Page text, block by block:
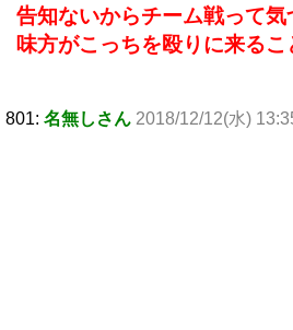
告知ないからチーム戦って
味方がこっちを殴りに来るこ
801: 名無しさん 2018/12/12(水)